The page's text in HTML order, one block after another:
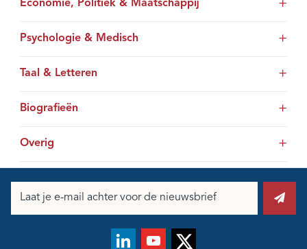
Economie, Politiek & Maatschappij
Psychologie & Medisch
Taal & Letteren
Biografieën
Overig
mailadres